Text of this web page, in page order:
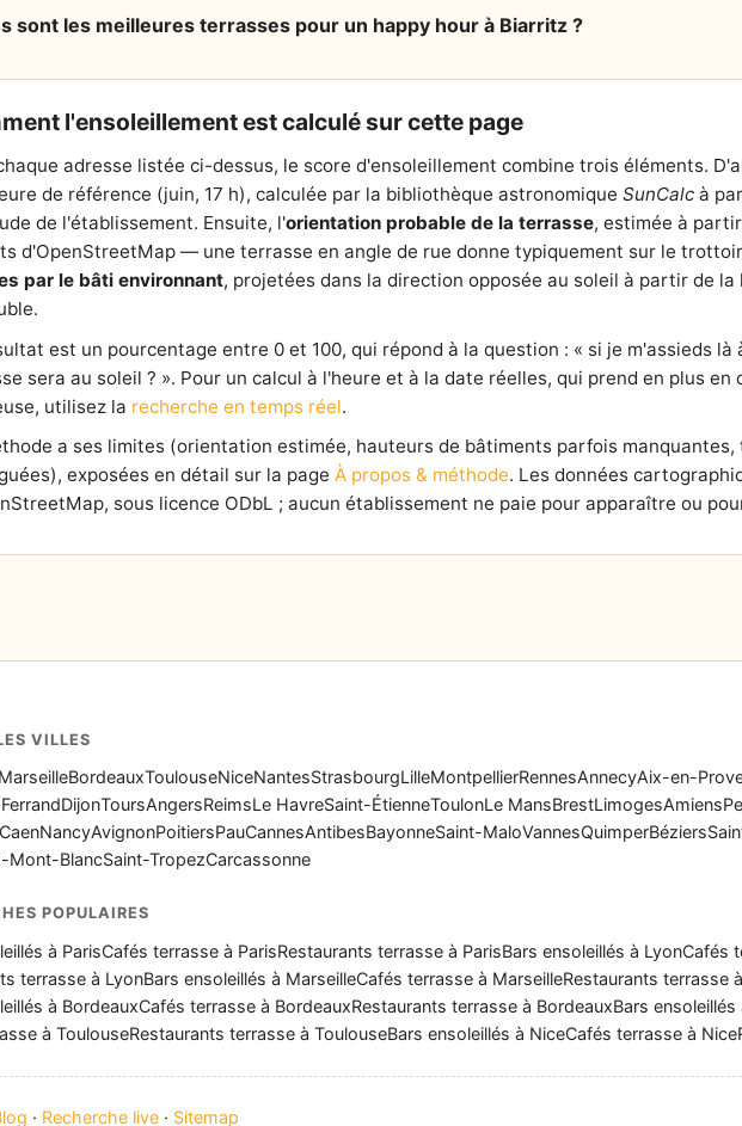
sont les meilleures terrasses pour un happy hour à Biarritz ?
l'ensoleillement est calculé sur cette page
adresse listée ci-dessus, le score d'ensoleillement combine trois éléments.
de référence (juin, 17 h), calculée par la bibliothèque astronomique SunCalc à
de l'établissement. Ensuite, l'orientation probable de la terrasse, estimée à
d'OpenStreetMap — une terrasse en angle de rue donne typiquement sur le
par le bâti environnant, projetées dans la direction opposée au soleil à partir de
est un pourcentage entre 0 et 100, qui répond à la question : « si je m'assieds là
sera au soleil ? ». Pour un calcul à l'heure et à la date réelles, qui prend en plus en
utilisez la recherche en temps réel.
a ses limites (orientation estimée, hauteurs de bâtiments parfois
exposées en détail sur la page À propos & méthode. Les données
sous licence ODbL ; aucun établissement ne paie pour apparaître ou
VILLES
MarseilleBordeauxToulouseNiceNantesStrasbourgLilleMontpellierRennesAnnecyAix-en-
DijonToursAngersReimsLe HavreSaint-ÉtienneToulonLe MansBrestLimogesAmiens
CaenNancyAvignonPoitiersPauCannesAntibesBayonneSaint-MaloVannesQuimperBéziers
Mont-BlancSaint-TropezCarcassonne
POPULAIRES
à ParisCafés terrasse à ParisRestaurants terrasse à ParisBars ensoleillés à LyonCafés
terrasse à LyonBars ensoleillés à MarseilleCafés terrasse à MarseilleRestaurants terrasse
à BordeauxCafés terrasse à BordeauxRestaurants terrasse à BordeauxBars ensoleillés
à ToulouseRestaurants terrasse à ToulouseBars ensoleillés à NiceCafés terrasse à Nice
· Recherche live · Sitemap